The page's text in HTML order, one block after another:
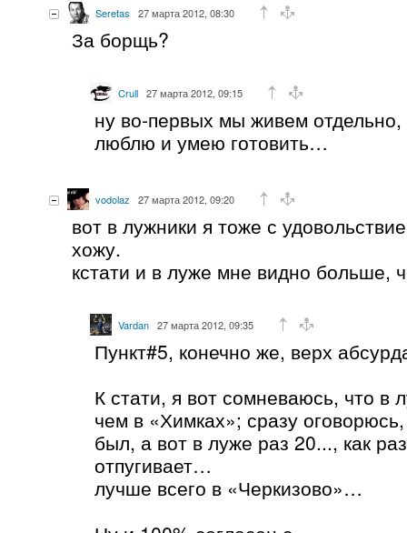
Seretas 27 марта 2012, 08:30
За борщь?
Crull 27 марта 2012, 09:15
ну во-первых мы живем
люблю и умею готовить…
vodolaz 27 марта 2012, 09:20
вот в лужники я тоже с
хожу.
кстати и в луже мне видно больше,
Vardan 27 марта 2012, 09:35
Пункт#5, конечно же, верх
К стати, я вот сомневаюсь, что в
чем в «Химках»; сразу
был, а вот в луже раз 20..., как
отпугивает…
лучше всего в «Черкизово»…